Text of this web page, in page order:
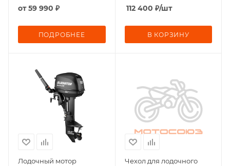
от59 990 ₽
ПОДРОБНЕЕ
112 400 ₽/шт
В КОРЗИНУ
Лодочный мотор
Чехол для лодочного